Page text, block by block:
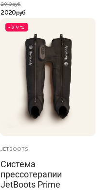
2 910 руб.
2 020 руб.
-29%
JETBOOTS
Система
прессотерапии
JetBoots Prime